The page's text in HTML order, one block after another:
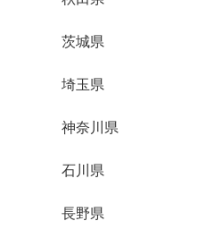
茨城県
埼玉県
神奈川県
石川県
長野県